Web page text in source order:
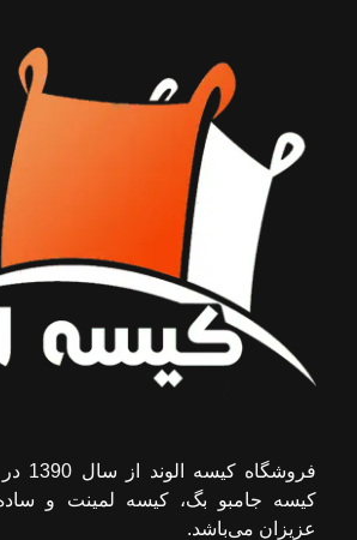
کیسه جامبو بگ، کیسه لمینت و
عزیزان می‌باشد.